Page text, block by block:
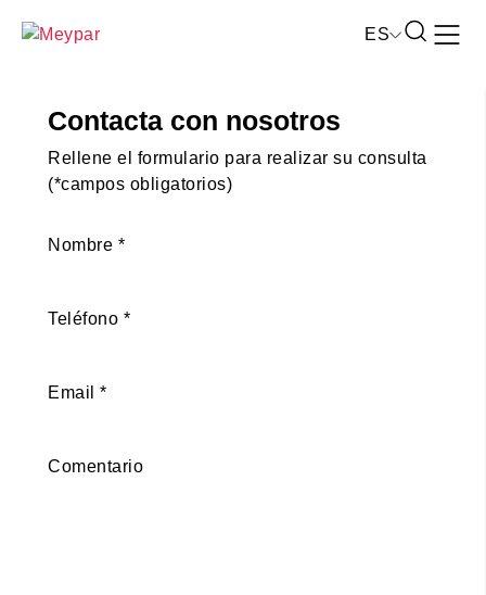
ES
Abrir
Contacta con nosotros
Rellene el formulario para realizar su consulta
(*campos obligatorios)
Nombre *
Teléfono *
Email *
Comentario